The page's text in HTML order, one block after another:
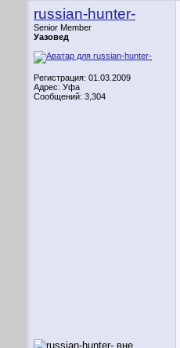
russian-hunter-
Senior Member
Уазовед
Регистрация: 01.03.2009
Адрес: Уфа
Сообщений: 3,304